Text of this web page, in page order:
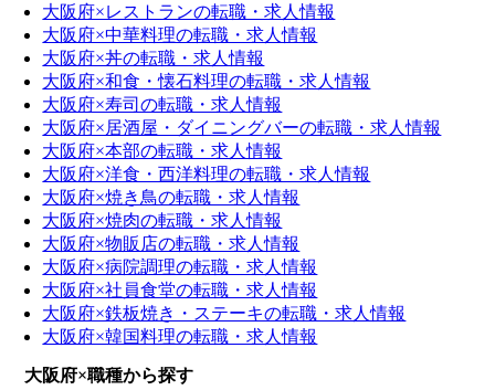
大阪府×レストランの転職・求人情報
大阪府×中華料理の転職・求人情報
大阪府×丼の転職・求人情報
大阪府×和食・懐石料理の転職・求人情報
大阪府×寿司の転職・求人情報
大阪府×居酒屋・ダイニングバーの転職・求人情報
大阪府×本部の転職・求人情報
大阪府×洋食・西洋料理の転職・求人情報
大阪府×焼き鳥の転職・求人情報
大阪府×焼肉の転職・求人情報
大阪府×物販店の転職・求人情報
大阪府×病院調理の転職・求人情報
大阪府×社員食堂の転職・求人情報
大阪府×鉄板焼き・ステーキの転職・求人情報
大阪府×韓国料理の転職・求人情報
大阪府×職種から探す